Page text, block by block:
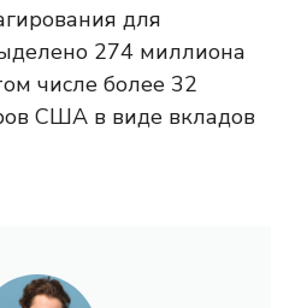
для
274 миллиона
числе более 32
США в виде вкладов